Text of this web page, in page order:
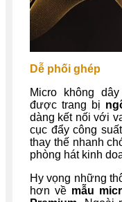
Dễ phối ghép
Micro không dây
được trang bị
dàng kết nối với
cục đẩy công
thay thế nhanh
phòng hát kinh
Hy vọng những
hơn về mẫu